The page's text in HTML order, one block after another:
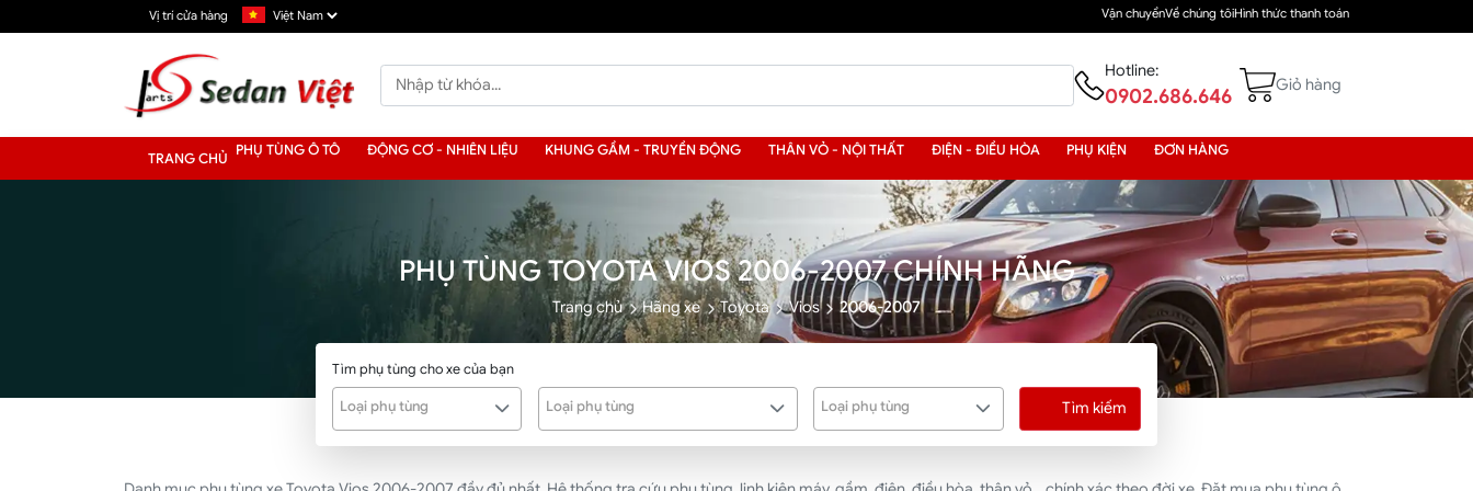
Vị trí cửa hàng Vận chuyểnVề chúng tôiHình thức thanh toán
Hotline:
0902.686.646 Giỏ hàng
TRANG CHỦ PHỤ TÙNG Ô TÔ ĐỘNG CƠ - NHIÊN LIỆU KHUNG GẦM - TRUYỀN ĐỘNG THÂN VỎ - NỘI THẤT ĐIỆN - ĐIỀU HÒA PHỤ KIỆN ĐƠN HÀNG
PHỤ TÙNG TOYOTA VIOS 2006-2007 CHÍNH HÃNG
Trang chủ Hãng xe Toyota Vios 2006-2007
Tìm phụ tùng cho xe của bạn
Loại phụ tùng Loại phụ tùng Loại phụ tùng Tìm kiếm